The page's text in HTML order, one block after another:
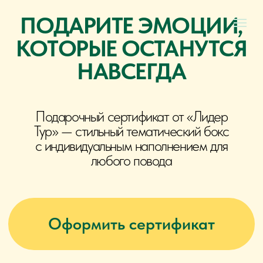
Подарочный сертификат от «Лидер
любого повода
ПОДАРИТЕ ЭМОЦИИ,
КОТОРЫЕ ОСТАНУТСЯ
НАВСЕГДА
Оформить сертификат